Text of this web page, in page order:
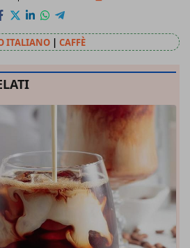
ITALIANO | CAFFÈ